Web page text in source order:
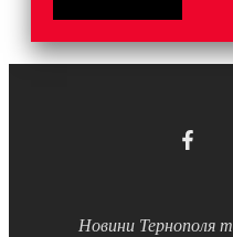
Новини Тернополя